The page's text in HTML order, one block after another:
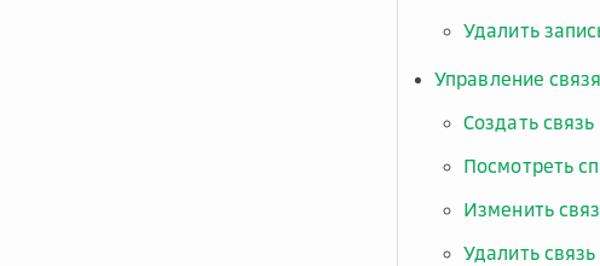
Удалить
Управление
Создать
Посмотреть
Изменить
Удалить